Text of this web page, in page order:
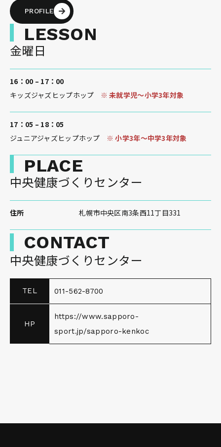
PROFILE
LESSON
金曜日
16：00 – 17：00
キッズジャズヒップホップ
※ 未就学児～小学3年対象
17：05 – 18：05
ジュニアジャズヒップホップ
※ 小学3年～中学3年対象
PLACE
中央健康づくりセンター
住所 札幌市中央区南3条西11丁目331
CONTACT
中央健康づくりセンター
TEL 011-562-8700
HP
https://www.sapporo-
sport.jp/sapporo-kenkoc